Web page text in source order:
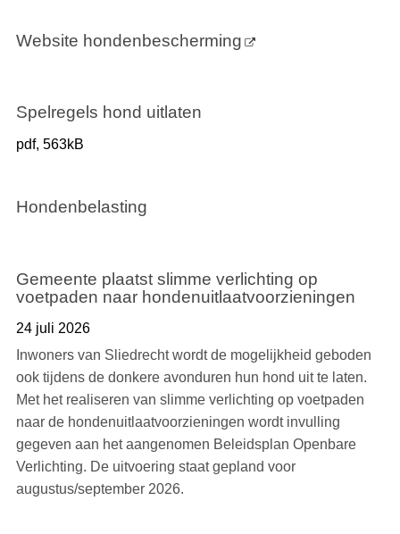
Website hondenbescherming
Spelregels hond uitlaten
pdf, 563kB
Hondenbelasting
Gemeente plaatst slimme verlichting op
voetpaden naar hondenuitlaatvoorzieningen
24 juli 2026
Inwoners van Sliedrecht wordt de mogelijkheid geboden
ook tijdens de donkere avonduren hun hond uit te laten.
Met het realiseren van slimme verlichting op voetpaden
naar de hondenuitlaatvoorzieningen wordt invulling
gegeven aan het aangenomen Beleidsplan Openbare
Verlichting. De uitvoering staat gepland voor
augustus/september 2026.